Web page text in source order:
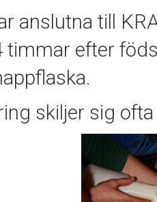
anslutna till
timmar efter
skiljer sig